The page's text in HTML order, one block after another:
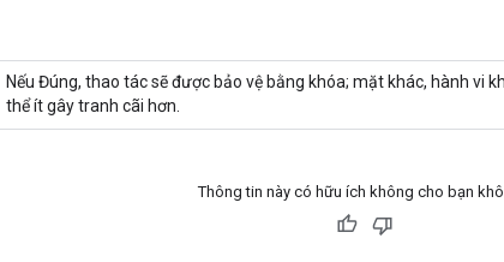
Nếu Đúng, thao tác sẽ được bảo vệ bằng khóa; mặt khác, hành vi
thể ít gây tranh cãi hơn.
Thông tin này có hữu ích không cho bạn